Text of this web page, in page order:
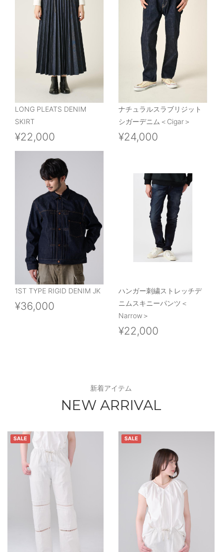
LONG PLEATS DENIM
SKIRT
¥22,000
ナチュラルスラブリジット
シガーデニム＜Cigar＞
¥24,000
1ST TYPE RIGID DENIM JK
¥36,000
ハンガー刺繍ストレッチデ
ニムスキニーパンツ＜
Narrow＞
¥22,000
新着アイテム
NEW ARRIVAL
SALE SALE